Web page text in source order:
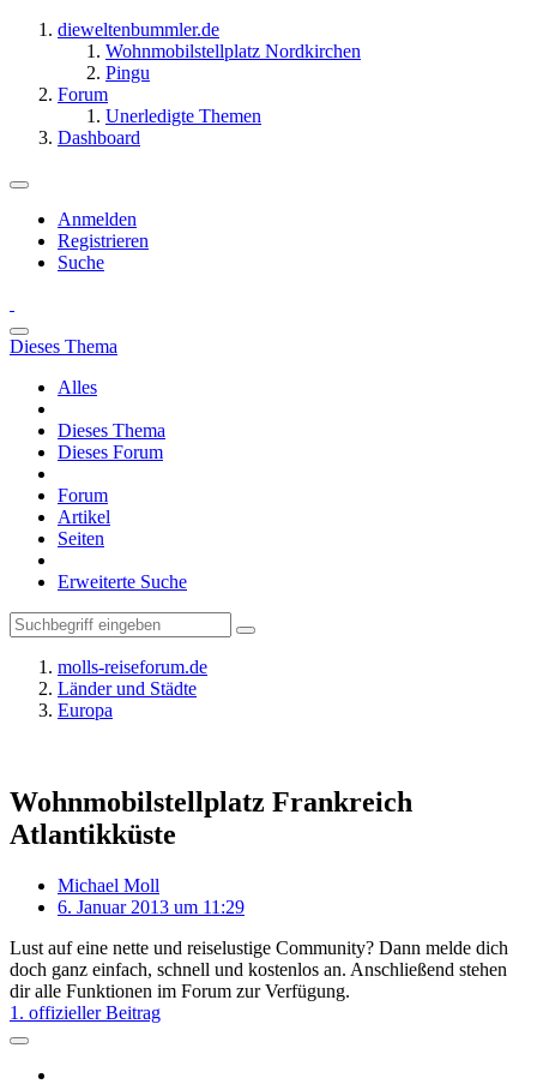
dieweltenbummler.de
Wohnmobilstellplatz Nordkirchen
Pingu
Forum
Unerledigte Themen
Dashboard
Anmelden
Registrieren
Suche
Dieses Thema
Alles
Dieses Thema
Dieses Forum
Forum
Artikel
Seiten
Erweiterte Suche
molls-reiseforum.de
Länder und Städte
Europa
Wohnmobilstellplatz Frankreich
Atlantikküste
Michael Moll
6. Januar 2013 um 11:29
Lust auf eine nette und reiselustige Community? Dann melde dich
doch ganz einfach, schnell und kostenlos an. Anschließend stehen
dir alle Funktionen im Forum zur Verfügung.
1. offizieller Beitrag